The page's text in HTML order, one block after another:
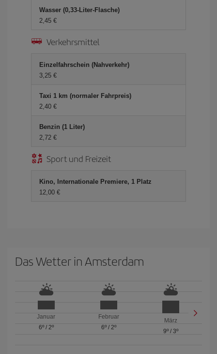
Wasser (0,33-Liter-Flasche)
2,45 €
Verkehrsmittel
Einzelfahrschein (Nahverkehr)
3,25 €
Taxi 1 km (normaler Fahrpreis)
2,40 €
Benzin (1 Liter)
2,72 €
Sport und Freizeit
Kino, Internationale Premiere, 1 Platz
12,00 €
Das Wetter in Amsterdam
Januar
6º/ 2º
Februar
6º/ 2º
März
9º /3º